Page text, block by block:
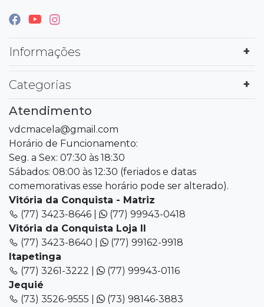
Informações
Categorias
Atendimento
vdcmacela@gmail.com
Horário de Funcionamento:
Seg. a Sex: 07:30 às 18:30
Sábados: 08:00 às 12:30 (feriados e datas
comemorativas esse horário pode ser alterado).
Vitória da Conquista - Matriz
(77) 3423-8646 |
(77) 99943-0418
Vitória da Conquista Loja II
(77) 3423-8640 |
(77) 99162-9918
Itapetinga
(77) 3261-3222 |
(77) 99943-0116
Jequié
(73) 3526-9555 |
(73) 98146-3883